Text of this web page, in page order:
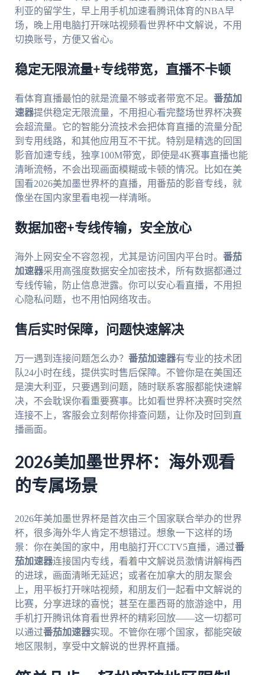
利亚的留学生，早上用手机加速看腾讯体育的NBA早
场，晚上用电脑打开咪咕视频看世界杯中文解说，不用
切换账号，方便又省心。
稳定无限流量+专线带宽，直播不卡顿
看体育直播最怕的就是流量不够或者带宽不足。 番茄加
速器提供稳定无限流量，不用担心看完整场世界杯决赛
会超流量。它的智能分流技术会把体育直播的流量分配
到专用线路，和其他应用互不干扰。特别是精选的回国
影音加速专线，独享100M带宽，即使是4K赛事直播也能
清晰流畅，不会出现画面模糊或卡顿的情况。比如在美
国看2026美加墨世界杯的直播，用番茄的影音专线，就
像坐在国内家里看电视一样清晰。
数据加密+专线传输，安全放心
海外上网安全不容忽视，尤其是访问国内平台时。 番茄
加速器采用高强度数据安全加密技术，所有数据都通过
专线传输，防止信息泄露。你可以安心看直播，不用担
心隐私问题，也不用怕网络攻击。
售后实时保障，问题快速解决
万一遇到连接问题怎么办？ 番茄加速器有专业的技术团
队24小时在线，提供实时售后保障。不管你是在美国还
是澳大利亚，只要遇到问题，随时联系客服都能快速解
决，不会耽误你看重要赛事。比如看世界杯决赛时突然
连接不上，客服会立刻帮你排查问题，让你及时回到直
播画面。
2026美加墨世界杯：海外观看
的专属场景
2026年美加墨世界杯是首次由三个国家联合举办的世界
杯，很多海外华人肯定不想错过。想象一下这样的场
景：你在美国的家中，用电脑打开CCTV5直播，通过番
茄加速器连接国内专线，看着中文解说员激情讲解梅西
的进球，画面清晰无延迟；或者在加拿大的朋友聚会
上，用平板打开咪咕视频，和朋友们一起看中文解说的
比赛，分享进球的喜悦；甚至在墨西哥的旅游途中，用
手机打开腾讯体育看世界杯的精彩回放——这一切都可
以通过番茄加速器实现。不管你在哪个国家，都能突破
地区限制，享受中文解说的世界杯直播。